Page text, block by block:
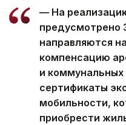
— На
предусмотрено
направляются
компенсацию
и коммунальных
сертификаты
мобильности,
приобрести